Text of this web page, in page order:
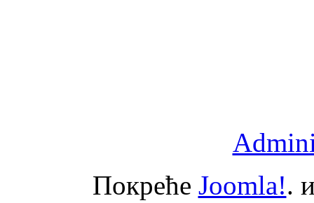
Покреће Joomla!.